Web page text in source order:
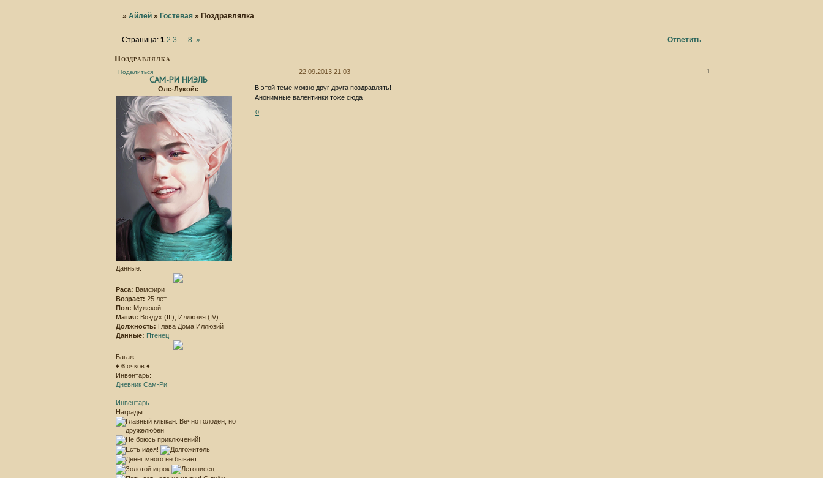
»Айлей » Гостевая » Поздравлялка
Поздравлялка
Страница:1 2 3 … 8 » Ответить
Поделиться 1
22.09.2013 21:03
САМ-РИ НИЭЛЬ
Оле-Лукойе
Данные:
Раса: Вамфири
Возраст: 25 лет
Пол: Мужской
Магия: Воздух (III), Иллюзия (IV)
Должность: Глава Дома Иллюзий
Данные: Птенец
Багаж:
♦ 6 очков ♦
Инвентарь:
Дневник Сам-Ри
Инвентарь
Награды:
В этой теме можно друг друга поздравлять!
Анонимные валентинки тоже сюда
0